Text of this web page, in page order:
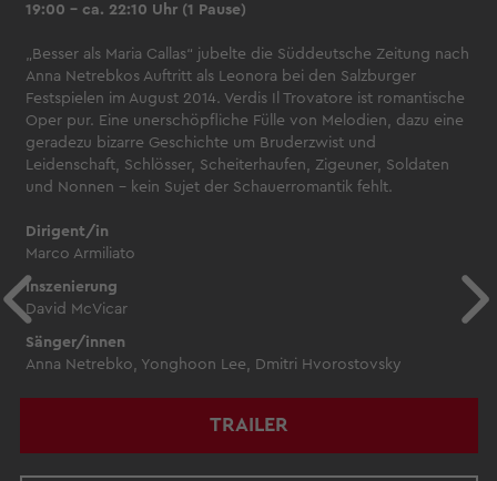
19:00 – ca. 22:10 Uhr (1 Pause)
„Besser als Maria Callas“ jubelte die Süddeutsche Zeitung nach
Anna Netrebkos Auftritt als Leonora bei den Salzburger
Festspielen im August 2014. Verdis Il Trovatore ist romantische
Oper pur. Eine unerschöpfliche Fülle von Melodien, dazu eine
geradezu bizarre Geschichte um Bruderzwist und
Leidenschaft, Schlösser, Scheiterhaufen, Zigeuner, Soldaten
und Nonnen – kein Sujet der Schauerromantik fehlt.
Dirigent/in
Marco Armiliato
Inszenierung
David McVicar
Sänger/innen
Anna Netrebko, Yonghoon Lee, Dmitri Hvorostovsky
TRAILER